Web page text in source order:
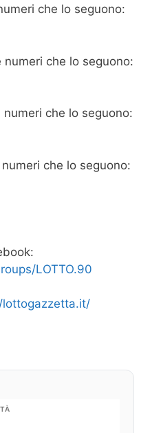
che lo seguono:
numeri che lo seguono:
che lo seguono:
che lo seguono:
LOTTO.90